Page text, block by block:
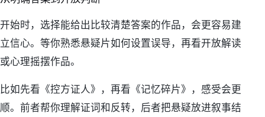
开始时，选择能给出比较清楚答案的作品，会更容易建
立信心。等你熟悉悬疑片如何设置误导，再看开放解读
或心理摇摆作品。
比如先看《控方证人》，再看《记忆碎片》，感受会更
顺。前者帮你理解证词和反转，后者把悬疑放进叙事结